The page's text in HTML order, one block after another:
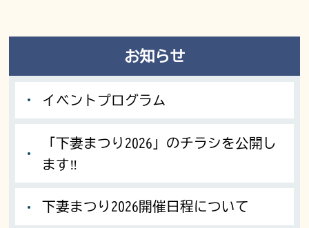
お知らせ
イベントプログラム
「下妻まつり2026」のチラシを公開し
ます‼
下妻まつり2026開催日程について